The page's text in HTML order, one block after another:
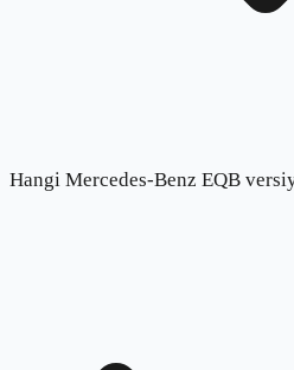
Hangi Mercedes-Benz EQB